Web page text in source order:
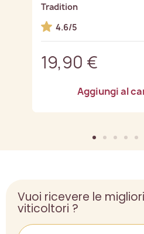
Tradition
4.6/5
19,90 €
Aggiungi al
Vuoi ricevere le
viticoltori ?